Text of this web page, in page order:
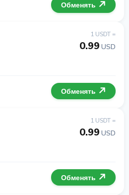
Обменять
1 USDT =
0.99 USD
Обменять
1 USDT =
0.99 USD
Обменять